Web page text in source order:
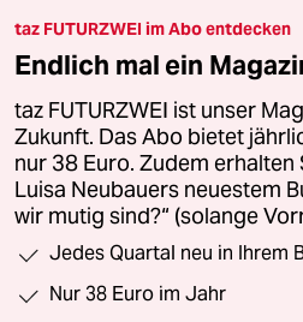
taz FUTURZWEI im Abo entdecken
Endlich mal ein
taz FUTURZWEI ist unser
Zukunft. Das Abo bietet
nur 38 Euro. Zudem erhalten
Luisa Neubauers neuestem
wir mutig sind?“ (solange
Jedes Quartal neu in Ihrem
Nur 38 Euro im Jahr